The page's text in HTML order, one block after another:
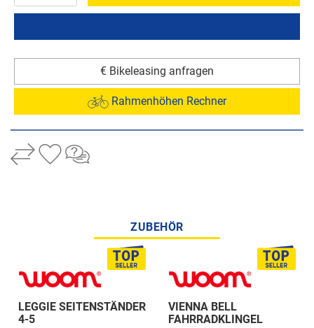
€ Bikeleasing anfragen
Rahmenhöhen Rechner
ZUBEHÖR
LEGGIE SEITENSTÄNDER
4-5
VIENNA BELL
FAHRRADKLINGEL